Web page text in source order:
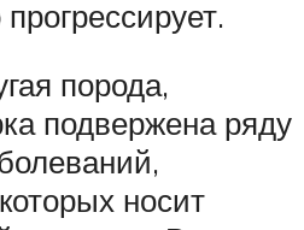
порода,
подвержена ряду
носит